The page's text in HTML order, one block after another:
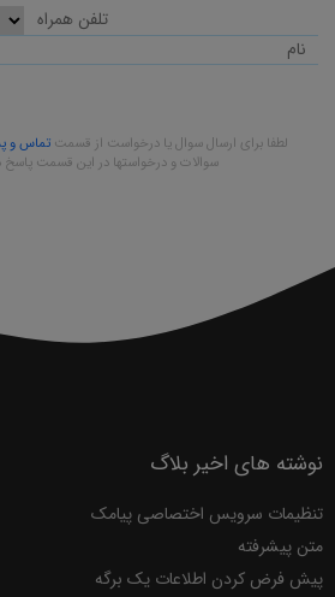
لطفا برای ارسال سوال یا درخواست از قسمتتماس و
سوالات و درخواستها در این قسمت پاسخ
نوشته های اخیر بلاگ
تنظیمات سرویس اختصاصی پیامک
متن پیشرفته
پیش فرض کردن اطلاعات یک برگه